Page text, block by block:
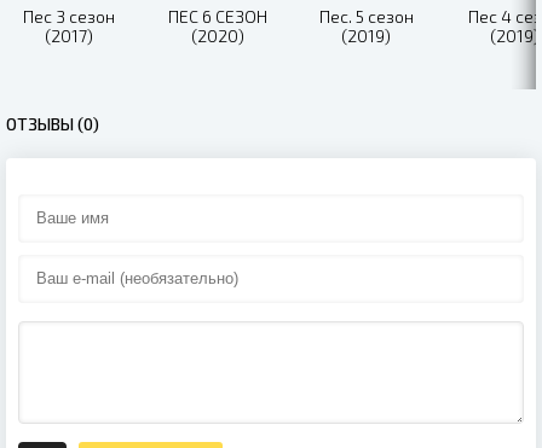
Пес 3 сезон
(2017)
ПЕС 6 СЕЗОН
(2020)
Пес. 5 сезон
(2019)
Пес 4
(2019)
ОТЗЫВЫ (0)